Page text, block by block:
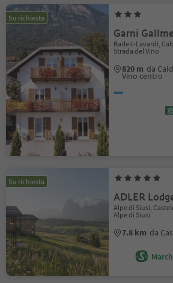
Su richiesta
Garni
Barleit-Lavardi,
Strada del Vino
820 m da
Vino centro
Su richiesta
ADLER
Alpe di Siusi,
Alpe di Siusi
7.8 km da